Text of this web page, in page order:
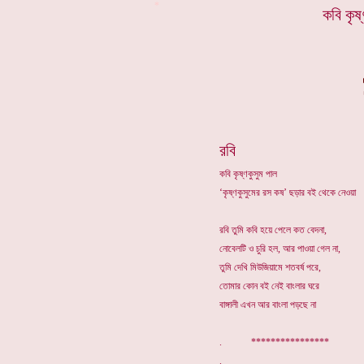
কবি
রবি
কবি কৃষ্ণকুসুম পাল
‘কৃষ্ণকুসুমের রস কষ’ ছড়ার বই থেকে নেওয়া
রবি তুমি কবি হয়ে পেলে কত বেদনা,
নোবেলটি ও চুরি হল, আর পাওয়া গেল না,
তুমি দেখি মিউজিয়ামে শতবর্ষ পরে,
তোমার কোন বই নেই বাংলার ঘরে
বাঙ্গালী এখন আর বাংলা পড়ছে না
. ****************